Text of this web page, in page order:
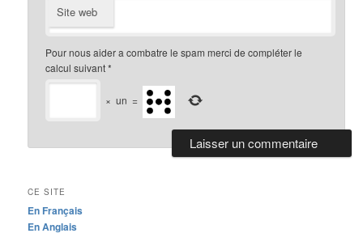
Site web
Pour nous aider a combatre le spam merci de compléter le
calcul suivant*
× un =
CE SITE
En Français
En Anglais